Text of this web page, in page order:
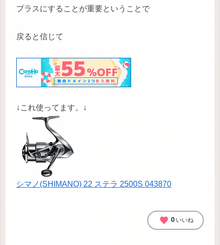
プラスにすることが重要ということで
戻ると信じて
↓これ使ってます。↓
シマノ(SHIMANO) 22 ステラ 2500S 043870
favorite 0 いいね